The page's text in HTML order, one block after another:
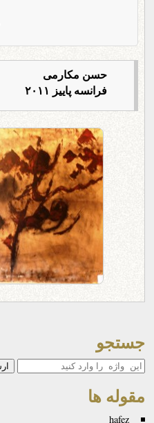
حسن مکارمی
فرانسه پاییز ۲۰۱۱
جستجو
جستجو
مقوله ها
hafez